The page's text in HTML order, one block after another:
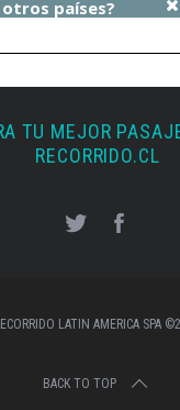
TU MEJOR
RECORRIDO.CL
LATIN AMERICA SPA
BACK TO TOP